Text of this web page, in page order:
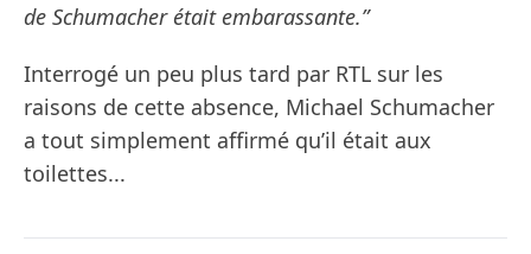
de Schumacher était embarassante.”
Interrogé un peu plus tard par RTL sur les
raisons de cette absence, Michael Schumacher
a tout simplement affirmé qu’il était aux
toilettes...